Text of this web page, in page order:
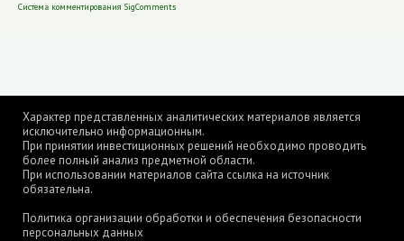
Система комментирования SigComments
Характер представленных аналитических материалов является
исключительно информационным.
При принятии инвестиционных решений необходимо проводить
более полный анализ предметной области.
При использовании материалов сайта ссылка на источник
обязательна.
Политика организации обработки и обеспечения безопасности
персональных данных